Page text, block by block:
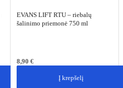
EVANS LIFT RTU – riebalų
šalinimo priemonė 750 ml
8,90 €
Į krepšelį